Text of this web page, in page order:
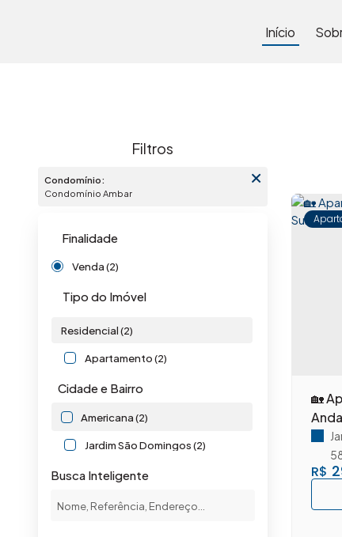
Início
Condomínio:
Condomínio Ambar
Finalidade
Venda (2)
Tipo do Imóvel
Residencial (2)
Apartamento (2)
Cidade e Bairro
Americana (2)
Jardim São Domingos (2)
Busca Inteligente
🏡
R$